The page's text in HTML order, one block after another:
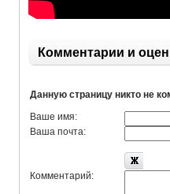
Комментарии и
Данную страницу никто не
Ваше имя:
Ваша почта:
Комментарий: